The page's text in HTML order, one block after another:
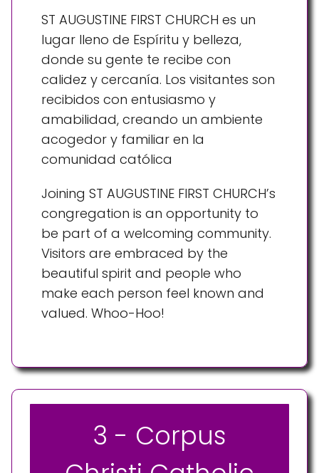
ST AUGUSTINE FIRST CHURCH es un
lugar lleno de Espíritu y belleza,
donde su gente te recibe con
calidez y cercanía. Los visitantes son
recibidos con entusiasmo y
amabilidad, creando un ambiente
acogedor y familiar en la
comunidad católica
Joining ST AUGUSTINE FIRST CHURCH’s
congregation is an opportunity to
be part of a welcoming community.
Visitors are embraced by the
beautiful spirit and people who
make each person feel known and
valued. Whoo-Hoo!
3 - Corpus